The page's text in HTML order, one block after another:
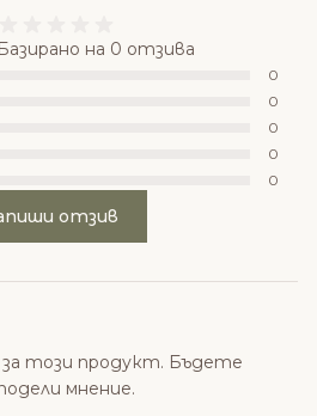
Базирано на 0 отзива
0
0
0
0
0
отзив
този продукт. Бъдете
мнение.